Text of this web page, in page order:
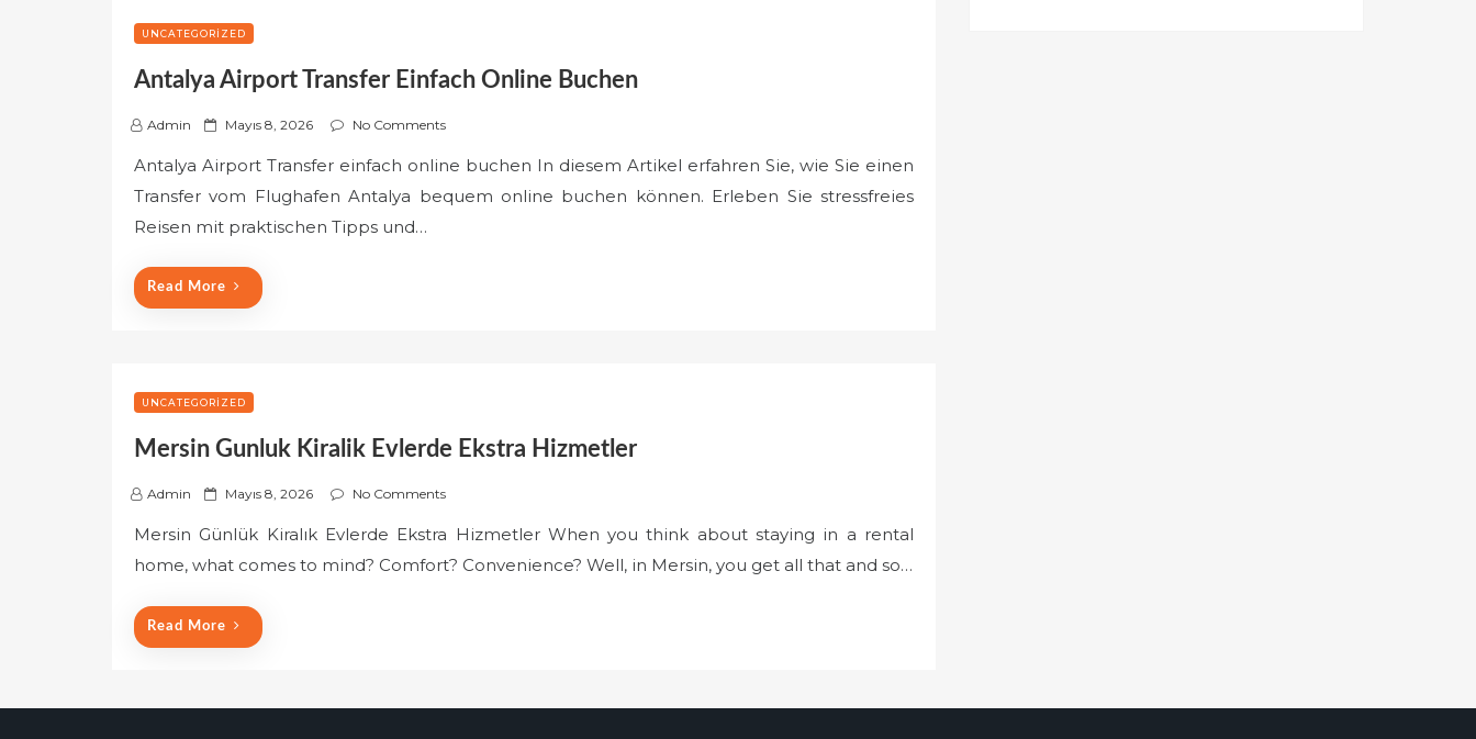
UNCATEGORIZED
Antalya Airport Transfer Einfach Online Buchen
Admin
P
s
t
e
o
n
Mayıs 8, 2026 No Comments
Antalya Airport Transfer einfach online buchen In diesem Artikel erfahren Sie, wie Sie einen
Transfer vom Flughafen Antalya bequem online buchen können. Erleben Sie stressfreies
Reisen mit praktischen Tipps und…
Read More
UNCATEGORIZED
Mersin Gunluk Kiralik Evlerde Ekstra Hizmetler
Admin
P
s
t
Mayıs 8, 2026 No Comments
Mersin Günlük Kiralık Evlerde Ekstra Hizmetler When you think about staying in a rental
home, what comes to mind? Comfort? Convenience? Well, in Mersin, you get all that and so…
Read More